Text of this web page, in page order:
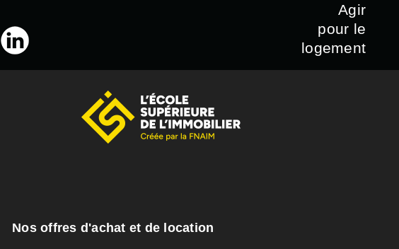
Agir
pour le
logement
Nos offres d'achat et de location